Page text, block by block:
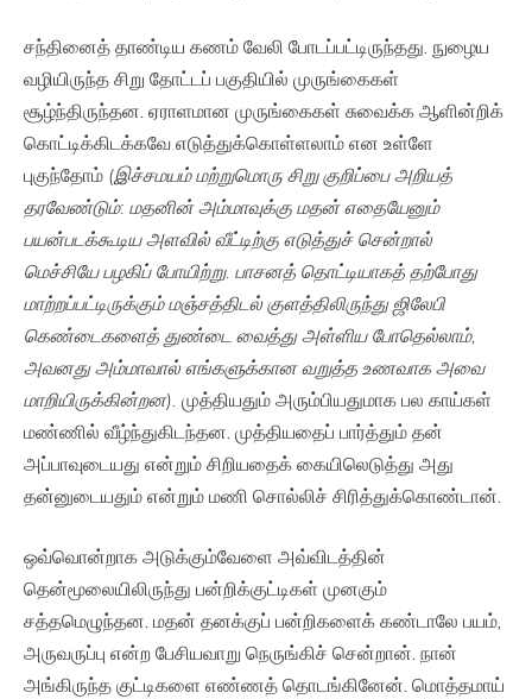
சந்தினைத் தாண்டிய கணம் வேலி போடப்பட்டிருந்தது. நுழைய
வழியிருந்த சிறு தோட்டப் பகுதியில் முருங்கைகள்
சூழ்ந்திருந்தன. ஏராளமான முருங்கைகள் சுவைக்க ஆளின்றிக்
கொட்டிக்கிடக்கவே எடுத்துக்கொள்ளலாம் என உள்ளே
புகுந்தோம் (இச்சமயம் மற்றுமொரு சிறு குறிப்பை அறியத்
தரவேண்டும்: மதனின் அம்மாவுக்கு மதன் எதையேனும்
பயன்படக்கூடிய அளவில் வீட்டிற்கு எடுத்துச் சென்றால்
மெச்சியே பழகிப் போயிற்று. பாசனத் தொட்டியாகத் தற்போது
மாற்றப்பட்டிருக்கும் மஞ்சத்திடல் குளத்திலிருந்து ஜிலேபி
கெண்டைகளைத் துண்டை வைத்து அள்ளிய போதெல்லாம்,
அவனது அம்மாவால் எங்களுக்கான வறுத்த உணவாக அவை
மாறியிருக்கின்றன). முத்தியதும் அரும்பியதுமாக பல காய்கள்
மண்ணில் வீழ்ந்துகிடந்தன. முத்தியதைப் பார்த்தும் தன்
அப்பாவுடையது என்றும் சிறியதைக் கையிலெடுத்து அது
தன்னுடையதும் என்றும் மணி சொல்லிச் சிரித்துக்கொண்டான்.
ஒவ்வொன்றாக அடுக்கும்வேளை அவ்விடத்தின்
தென்மூலையிலிருந்து பன்றிக்குட்டிகள் முனகும்
சத்தமெழுந்தன. மதன் தனக்குப் பன்றிகளைக் கண்டாலே பயம்,
அருவருப்பு என்ற பேசியவாறு நெருங்கிச் சென்றான். நான்
அங்கிருந்த குட்டிகளை எண்ணத் தொடங்கினேன். மொத்தமாய்